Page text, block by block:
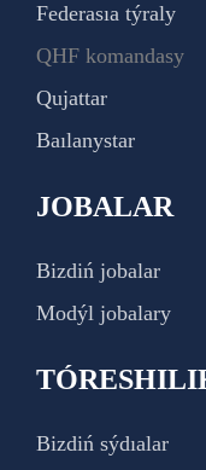
Federasıa týraly
QHF komandasy
Qujattar
Baılanystar
JOBALAR
Bizdiń jobalar
Modýl jobalary
Bizdiń sýdıalar